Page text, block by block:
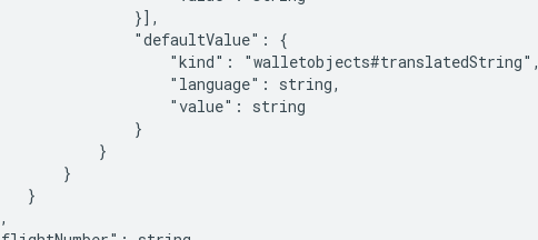
}],
"defaultValue": {
"kind": "walletobjects#translatedString",
"language": string,
"value": string
}
}
}
}